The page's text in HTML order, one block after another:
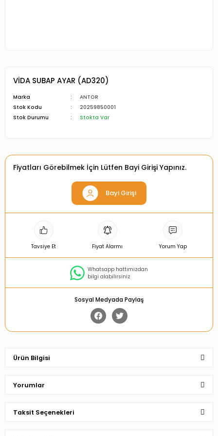
VİDA SUBAP AYAR (AD320)
Marka
ANTOR
Stok Kodu
20259850001
Stok Durumu
Stokta Var
Fiyatları Görebilmek İçin Lütfen Bayi Girişi Yapınız.
Bayi Girişi
Tavsiye Et Fiyat Alarmı Yorum Yap
Whatsapp hattımızdan
bilgi alabilirsiniz
Sosyal Medyada Paylaş
Ürün Bilgisi
Yorumlar
Taksit Seçenekleri